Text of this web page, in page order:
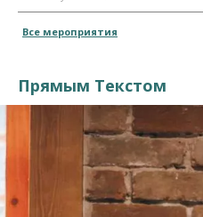
Все мероприятия
Прямым Текстом